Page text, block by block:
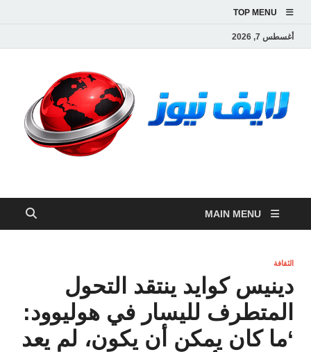
TOP MENU
أغسطس 7, 2026
لايف نيوز
MAIN MENU
الثقافة
دينيس كوايد ينتقد التحول
المتطرف لليسار في هوليوود:
‘ما كان يمكن أن يكون، لم يعد